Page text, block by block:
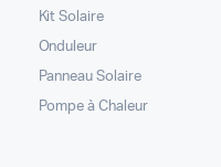
Kit Solaire
Onduleur
Panneau Solaire
Pompe à Chaleur